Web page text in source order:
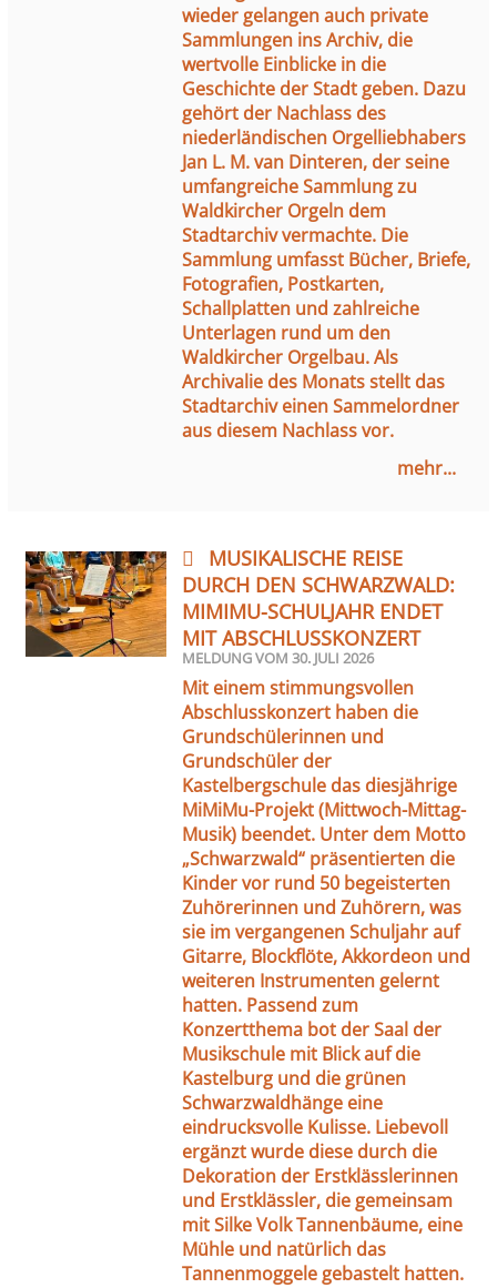
wieder gelangen auch private
Sammlungen ins Archiv, die
wertvolle Einblicke in die
Geschichte der Stadt geben. Dazu
gehört der Nachlass des
niederländischen Orgelliebhabers
Jan L. M. van Dinteren, der seine
umfangreiche Sammlung zu
Waldkircher Orgeln dem
Stadtarchiv vermachte. Die
Sammlung umfasst Bücher, Briefe,
Fotografien, Postkarten,
Schallplatten und zahlreiche
Unterlagen rund um den
Waldkircher Orgelbau. Als
Archivalie des Monats stellt das
Stadtarchiv einen Sammelordner
aus diesem Nachlass vor.
mehr...
MUSIKALISCHE REISE
DURCH DEN SCHWARZWALD:
MIMIMU-SCHULJAHR ENDET
MIT ABSCHLUSSKONZERT
MELDUNG VOM 30. JULI 2026
Mit einem stimmungsvollen
Abschlusskonzert haben die
Grundschülerinnen und
Grundschüler der
Kastelbergschule das diesjährige
MiMiMu-Projekt (Mittwoch-Mittag-
Musik) beendet. Unter dem Motto
„Schwarzwald“ präsentierten die
Kinder vor rund 50 begeisterten
Zuhörerinnen und Zuhörern, was
sie im vergangenen Schuljahr auf
Gitarre, Blockflöte, Akkordeon und
weiteren Instrumenten gelernt
hatten. Passend zum
Konzertthema bot der Saal der
Musikschule mit Blick auf die
Kastelburg und die grünen
Schwarzwaldhänge eine
eindrucksvolle Kulisse. Liebevoll
ergänzt wurde diese durch die
Dekoration der Erstklässlerinnen
und Erstklässler, die gemeinsam
mit Silke Volk Tannenbäume, eine
Mühle und natürlich das
Tannenmoggele gebastelt hatten.